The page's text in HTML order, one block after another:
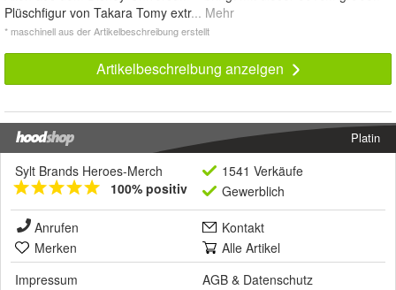
Plüschfigur von Takara Tomy extr... Mehr
* maschinell aus der Artikelbeschreibung erstellt
Artikelbeschreibung anzeigen
Platin
Sylt Brands Heroes-Merch
100% positiv
1541 Verkäufe
Gewerblich
Anrufen
Kontakt
Merken
Alle Artikel
Impressum
AGB & Datenschutz